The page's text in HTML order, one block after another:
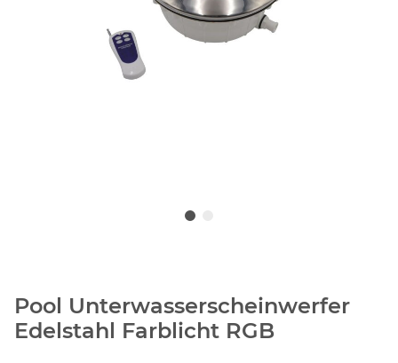
Pool Unterwasserscheinwerfer
Edelstahl Farblicht RGB